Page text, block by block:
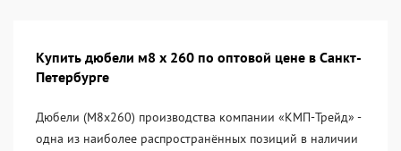
Купить дюбели м8 х 260 по оптовой цене в Санкт-
Петербурге
Дюбели (М8х260) производства компании «KМП-Трейд» -
одна из наиболее распространённых позиций в наличии